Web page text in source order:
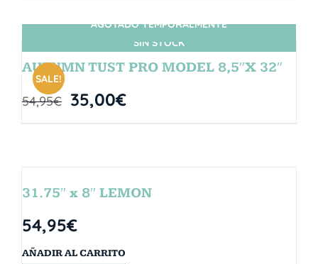
SIN STOCK
SALE!
AGOTADO TEMPORALMENTE
AUTUMN TUST PRO MODEL 8,5″X 32″
54,95€ 35,00€
31.75″ x 8″ LEMON
54,95€
AÑADIR AL CARRITO